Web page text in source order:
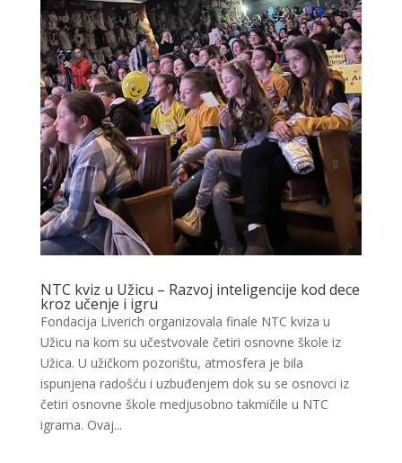
NTC kviz u Užicu – Razvoj inteligencije kod dece
kroz učenje i igru
Fondacija Liverich organizovala finale NTC kviza u
Užicu na kom su učestvovale četiri osnovne škole iz
Užica. U užičkom pozorištu, atmosfera je bila
ispunjena radošću i uzbuđenjem dok su se osnovci iz
četiri osnovne škole medjusobno takmičile u NTC
igrama. Ovaj...